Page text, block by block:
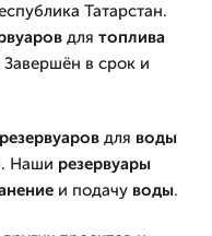
Татарстан.
для топлива
в срок и
резервуаров для воды
Наши резервуары
и подачу воды.